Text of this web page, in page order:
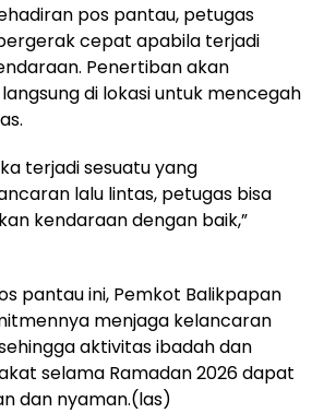
pos pantau, petugas
cepat apabila terjadi
Penertiban akan
di lokasi untuk mencegah
terjadi sesuatu yang
lalu lintas, petugas bisa
kendaraan dengan baik,”
pantau ini, Pemkot Balikpapan
menjaga kelancaran
aktivitas ibadah dan
selama Ramadan 2026 dapat
dan nyaman.(las)